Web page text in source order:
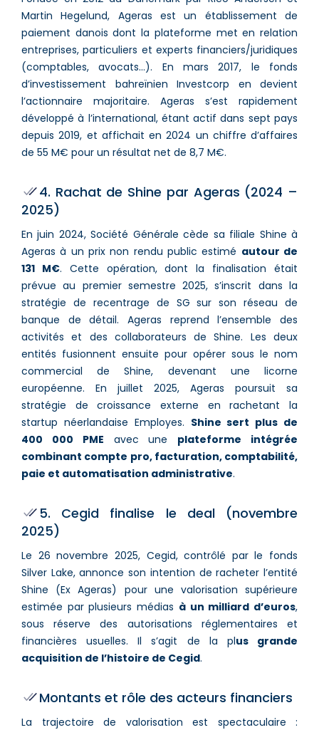
Martin Hegelund, Ageras est un établissement de
paiement danois dont la plateforme met en relation
entreprises, particuliers et experts financiers/juridiques
(comptables, avocats…). En mars 2017, le fonds
d’investissement bahreïnien Investcorp en devient
l’actionnaire majoritaire. Ageras s’est rapidement
développé à l’international, étant actif dans sept pays
depuis 2019, et affichait en 2024 un chiffre d’affaires
de 55 M€ pour un résultat net de 8,7 M€.
4. Rachat de Shine par Ageras (2024 –
2025)
En juin 2024, Société Générale cède sa filiale Shine à
Ageras à un prix non rendu public estimé autour de
131 M€. Cette opération, dont la finalisation était
prévue au premier semestre 2025, s’inscrit dans la
stratégie de recentrage de SG sur son réseau de
banque de détail. Ageras reprend l’ensemble des
activités et des collaborateurs de Shine. Les deux
entités fusionnent ensuite pour opérer sous le nom
commercial de Shine, devenant une licorne
européenne. En juillet 2025, Ageras poursuit sa
stratégie de croissance externe en rachetant la
startup néerlandaise Employes. Shine sert plus de
400 000 PME avec une plateforme intégrée
combinant compte pro, facturation, comptabilité,
paie et automatisation administrative.
5. Cegid finalise le deal (novembre
2025)
Le 26 novembre 2025, Cegid, contrôlé par le fonds
Silver Lake, annonce son intention de racheter l’entité
Shine (Ex Ageras) pour une valorisation supérieure
estimée par plusieurs médias à un milliard d’euros,
sous réserve des autorisations réglementaires et
financières usuelles. Il s’agit de la plus grande
acquisition de l’histoire de Cegid.
Montants et rôle des acteurs financiers
La trajectoire de valorisation est spectaculaire :